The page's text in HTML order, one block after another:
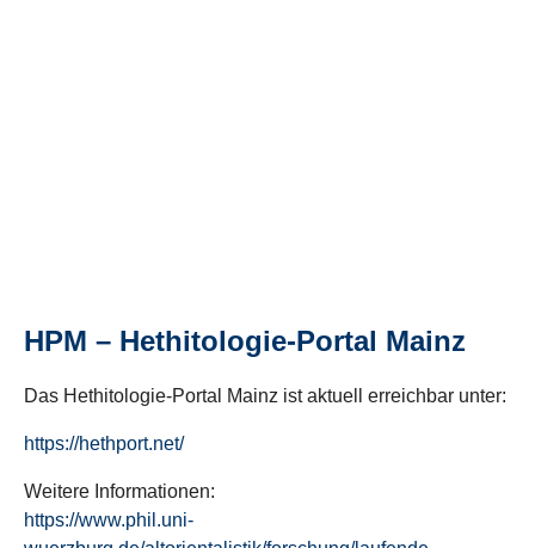
HPM – Hethitologie-Portal Mainz
Das Hethitologie-Portal Mainz ist aktuell erreichbar unter:
https://hethport.net/
Weitere Informationen:
https://www.phil.uni-